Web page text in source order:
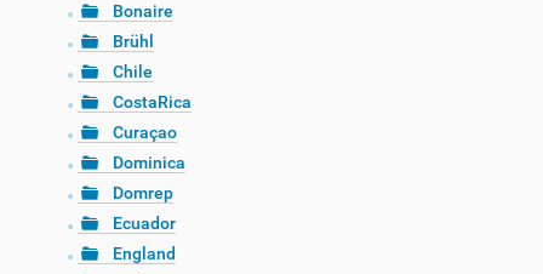
Bonaire
Brühl
Chile
CostaRica
Curaçao
Dominica
Domrep
Ecuador
England